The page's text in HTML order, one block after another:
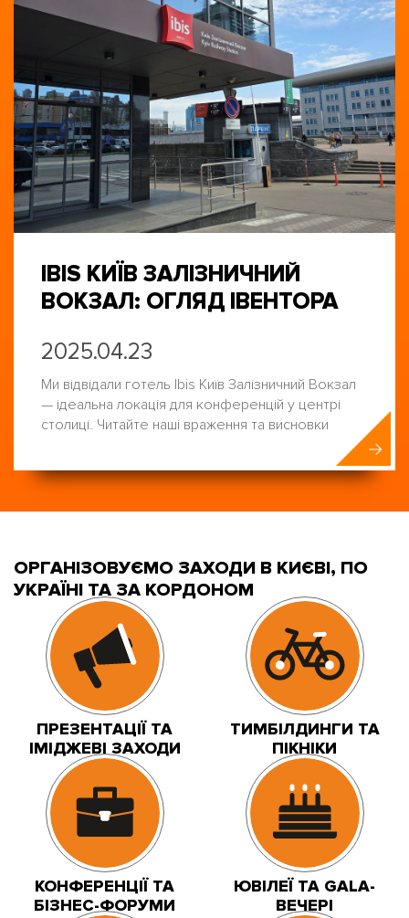
IBIS КИЇВ ЗАЛІЗНИЧНИЙ
ВОКЗАЛ: ОГЛЯД ІВЕНТОРА
2025.04.23
Ми відвідали готель Ibis Київ Залізничний Вокзал
— ідеальна локація для конференцій у центрі
столиці. Читайте наші враження та висновки
ОРГАНІЗОВУЄМО ЗАХОДИ В КИЄВІ, ПО
УКРАЇНІ ТА ЗА КОРДОНОМ
ПРЕЗЕНТАЦІЇ ТА
ІМІДЖЕВІ ЗАХОДИ
ТИМБІЛДИНГИ ТА
ПІКНІКИ
КОНФЕРЕНЦІЇ ТА
БІЗНЕС-ФОРУМИ
ЮВІЛЕЇ ТА GALA-
ВЕЧЕРІ